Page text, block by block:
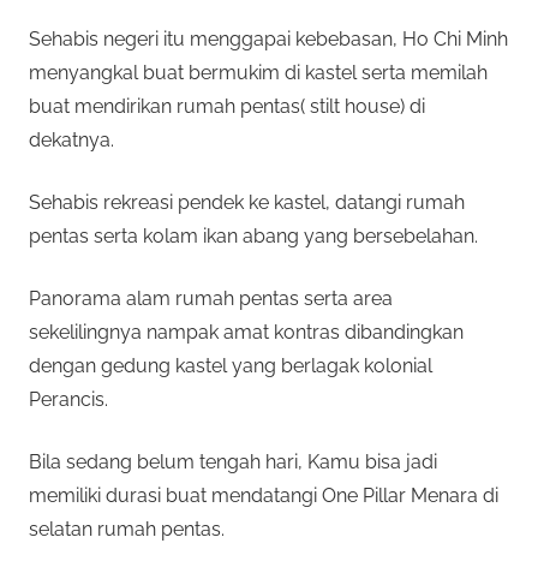
Sehabis negeri itu menggapai kebebasan, Ho Chi Minh
menyangkal buat bermukim di kastel serta memilah
buat mendirikan rumah pentas( stilt house) di
dekatnya.
Sehabis rekreasi pendek ke kastel, datangi rumah
pentas serta kolam ikan abang yang bersebelahan.
Panorama alam rumah pentas serta area
sekelilingnya nampak amat kontras dibandingkan
dengan gedung kastel yang berlagak kolonial
Perancis.
Bila sedang belum tengah hari, Kamu bisa jadi
memiliki durasi buat mendatangi One Pillar Menara di
selatan rumah pentas.